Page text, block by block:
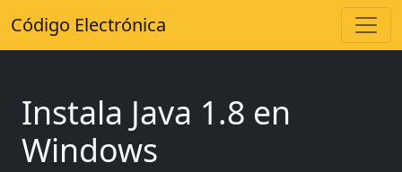
Código Electrónica
Instala Java 1.8 en
Windows